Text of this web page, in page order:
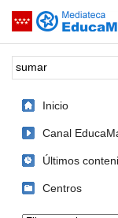
Saltar navegación
Palabra o frase:
Inicio
Canal
Últimos
Centros